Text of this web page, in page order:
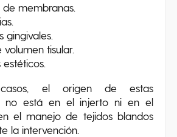
de membranas.
gingivales.
volumen tisular.
estéticos.
el origen de estas
no está en el injerto ni en el
el manejo de tejidos blandos
la intervención.